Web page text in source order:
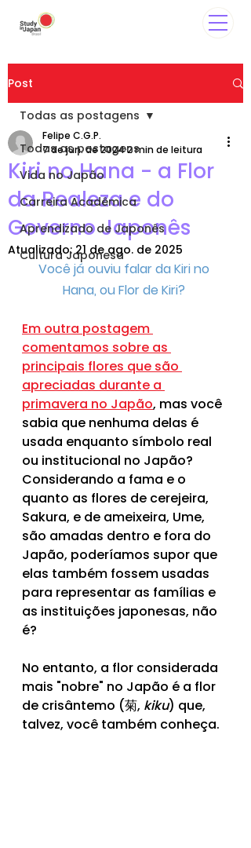
Post
Todas as postagens
Vida no Japão
Carreira Acadêmica
Aprendizado de Japonês
Cultura Japonesa
Todas as postagens
Kiri no Hana - a Flor
da Realeza e do
Governo Japonês
Felipe C.G.P.
7 de jun. de 20242 min de leitura
Atualizado:21 de ago. de 2025
Você já ouviu falar da Kiri no
Hana, ou Flor de Kiri?
Em outra postagem
comentamos sobre as
principais flores que são
apreciadas durante a
primavera no Japão, mas você
sabia que nenhuma delas é
usada enquanto símbolo real
ou institucional no Japão?
Considerando a fama e o
quanto as flores de cerejeira,
Sakura, e de ameixeira, Ume,
são amadas dentro e fora do
Japão, poderíamos supor que
elas também fossem usadas
para representar as famílias e
as instituições japonesas, não
é?
No entanto, a flor considerada
mais "nobre" no Japão é a flor
de crisântemo (菊, kiku) que,
talvez, você também conheça.